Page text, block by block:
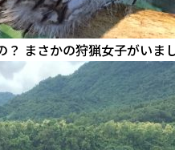
まさかの狩猟女子がいま